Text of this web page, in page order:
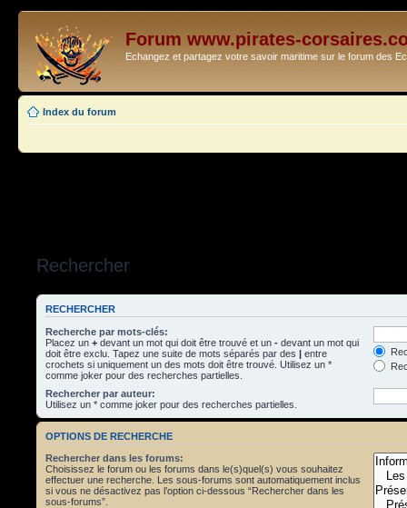
Forum www.pirates-
Echangez et partagez votre savoir maritime sur le forum des
Index du forum
Rechercher
RECHERCHER
Recherche par mots-clés:
Placez un + devant un mot qui doit être trouvé et un - devant un mot qui
doit être exclu. Tapez une suite de mots séparés par des | entre
crochets si uniquement un des mots doit être trouvé. Utilisez un *
comme joker pour des recherches partielles.
Rechercher par auteur:
Utilisez un * comme joker pour des recherches partielles.
OPTIONS DE RECHERCHE
Rechercher dans les forums:
Choisissez le forum ou les forums dans le(s)quel(s) vous souhaitez
effectuer une recherche. Les sous-forums sont automatiquement inclus
si vous ne désactivez pas l’option ci-dessous “Rechercher dans les
sous-forums”.